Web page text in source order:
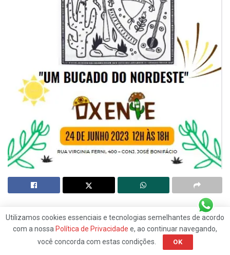
A Festa Junina 2023 da ETEC Itaquera abordará o tema
‘’Oxente, um bucado de Nordeste’’, em homenagem à cultura
e às tradições juninas do Nordeste brasileiro.
Utilizamos cookies essenciais e tecnologias semelhantes de acordo
com a nossa Política de Privacidade e, ao continuar navegando,
você concorda com estas condições.
OK